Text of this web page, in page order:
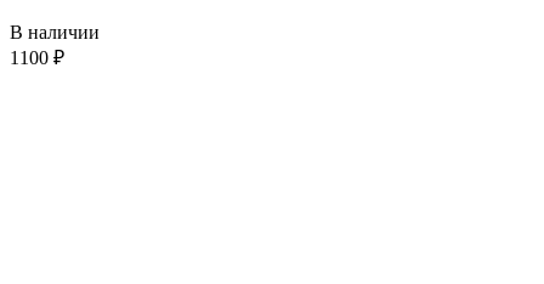
В наличии
1100 ₽